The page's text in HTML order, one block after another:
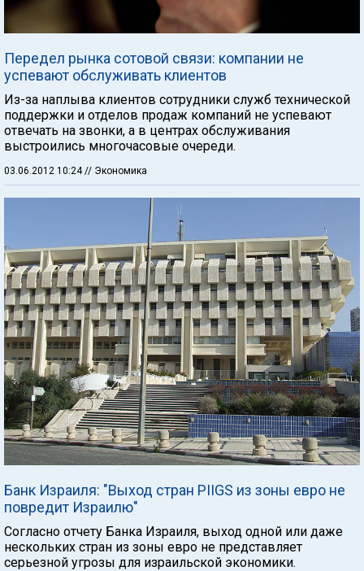
Передел рынка сотовой связи: компании не
успевают обслуживать клиентов
Из-за наплыва клиентов сотрудники служб технической
поддержки и отделов продаж компаний не успевают
отвечать на звонки, а в центрах обслуживания
выстроились многочасовые очереди.
03.06.2012 10:24// Экономика
Банк Израиля: "Выход стран PIIGS из зоны евро не
повредит Израилю"
Согласно отчету Банка Израиля, выход одной или даже
нескольких стран из зоны евро не представляет
серьезной угрозы для израильской экономики.